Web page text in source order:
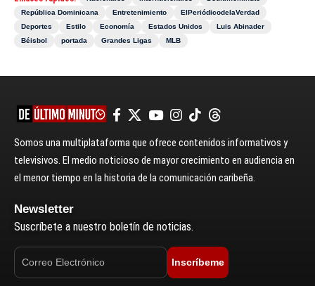
República Dominicana
Entretenimiento
ElPeriódicodelaVerdad
Deportes
Estilo Economía Estados Unidos
Luis Abinader
Béisbol
portada Grandes Ligas MLB
Somos una multiplataforma que ofrece contenidos informativos y
televisivos. El medio noticioso de mayor crecimiento en audiencia en
el menor tiempo en la historia de la comunicación caribeña.
Newsletter
Suscríbete a nuestro boletín de noticias.
Inscríbeme